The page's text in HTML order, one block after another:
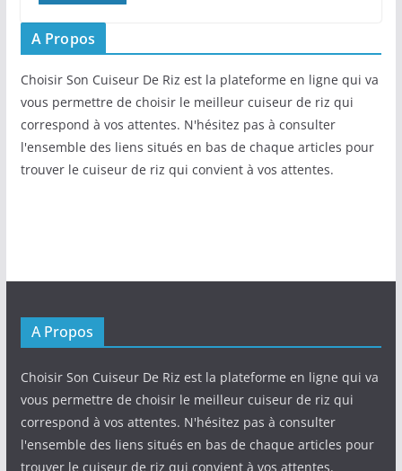
A Propos
Choisir Son Cuiseur De Riz est la plateforme en ligne qui va
vous permettre de choisir le meilleur cuiseur de riz qui
correspond à vos attentes. N'hésitez pas à consulter
l'ensemble des liens situés en bas de chaque articles pour
trouver le cuiseur de riz qui convient à vos attentes.
A Propos
Choisir Son Cuiseur De Riz est la plateforme en ligne qui va
vous permettre de choisir le meilleur cuiseur de riz qui
correspond à vos attentes. N'hésitez pas à consulter
l'ensemble des liens situés en bas de chaque articles pour
trouver le cuiseur de riz qui convient à vos attentes.